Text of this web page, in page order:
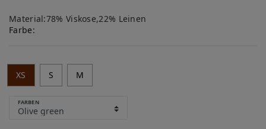
Material:78% Viskose,22% Leinen
Farbe:
XS S M
FARBEN